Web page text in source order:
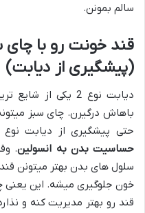
سالم بمونن.
قند خونت رو با چای
(پیشگیری از دیابت)
دیابت نوع 2 یکی
باهاش درگیرن. چای سبز
حتی پیشگیری از دیابت نوع 2 داشته باشه. چطوری؟ با بهبود
حساسیت بدن به انسولین.
سلول های بدن بهتر میتونن
خون جلوگیری میشه. این
قند رو بهتر مدیریت کنه و